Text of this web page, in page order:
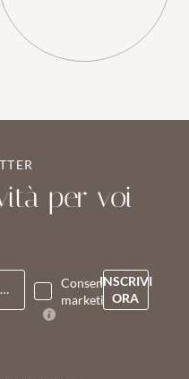
per voi
E-mail*
Consenso
marketing*
INSCRIVI
ORA